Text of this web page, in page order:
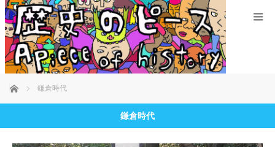
ホーム 鎌倉時代
鎌倉時代